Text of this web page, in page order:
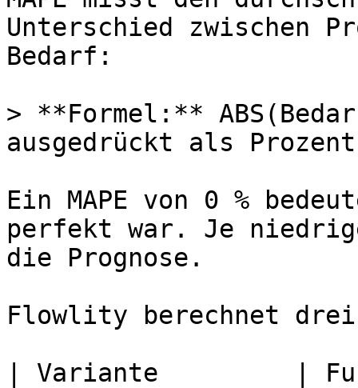
Unterschied zwischen
Bedarf:
> **Formel:**
ausgedrückt als
Ein MAPE von 0 %
perfekt war. Je
die Prognose.
Flowlity berechnet drei
| Variante         |